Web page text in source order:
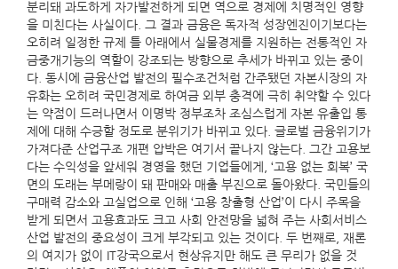
분리돼 과도하게 자가발전하게 되면 역으로 경제에 치명적인 영향
을 미친다는 사실이다. 그 결과 금융은 독자적 성장엔진이기보다는
오히려 일정한 규제 틀 아래에서 실물경제를 지원하는 전통적인 자
금중개기능의 역할이 강조되는 방향으로 추세가 바뀌고 있는 중이
다. 동시에 금융산업 발전의 필수조건처럼 간주됐던 자본시장의 자
유화는 오히려 국민경제로 하여금 외부 충격에 극히 취약할 수 있다
는 약점이 드러나면서 이명박 정부조차 조심스럽게 자본 유출입 통
제에 대해 수긍할 정도로 분위기가 바뀌고 있다. 글로벌 금융위기가
가져다준 산업구조 개편 압박은 여기서 끝나지 않는다. 그간 고용보
다는 수익성을 앞세워 경영을 했던 기업들에게, ‘고용 없는 회복’ 국
면의 도래는 부메랑이 돼 판매와 매출 부진으로 돌아왔다. 국민들의
구매력 감소와 고실업으로 인해 ‘고용 창출형 산업’이 다시 주목을
받게 되면서 고용효과도 크고 사회 안전망을 넓혀 주는 사회서비스
산업 발전의 중요성이 크게 부각되고 있는 것이다. 두 번째로, 재론
의 여지가 없이 IT강국으로서 현상유지만 해도 큰 무리가 없을 것